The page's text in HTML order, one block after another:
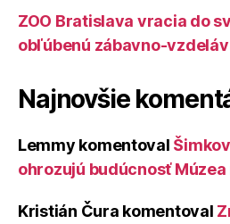
ZOO Bratislava vracia do
obľúbenú zábavno-
Najnovšie
Lemmy komentoval
ohrozujú budúcnosť
Kristián Čura komentoval